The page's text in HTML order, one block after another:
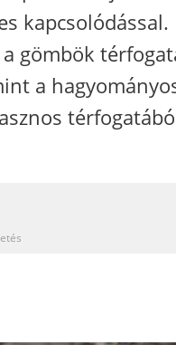
kapcsolódással.
gömbök
a